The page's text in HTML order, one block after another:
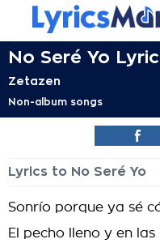
No Seré Yo
Zetazen
Non-album songs
Lyrics to No Seré Yo
Sonrío porque ya sé
El pecho lleno y en